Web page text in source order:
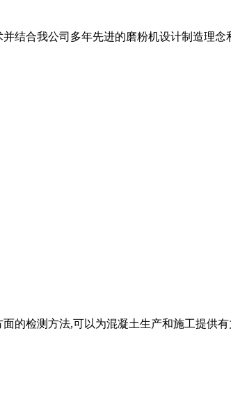
结合我公司多年先进的磨粉机设计制造理
的检测方法,可以为混凝土生产和施工提供